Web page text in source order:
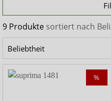
spezielle Unterwäsche
stoßabsorbierende Schalen
oder fest integriert sind.
eine große Auswahl an
passenden
Herstellern wie suprima.
9 Produkte sortiert nach
%